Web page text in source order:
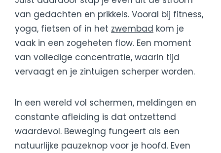
van gedachten en prikkels. Vooral bij fitness,
yoga, fietsen of in het zwembad kom je
vaak in een zogeheten flow. Een moment
van volledige concentratie, waarin tijd
vervaagt en je zintuigen scherper worden.
In een wereld vol schermen, meldingen en
constante afleiding is dat ontzettend
waardevol. Beweging fungeert als een
natuurlijke pauzeknop voor je hoofd. Even